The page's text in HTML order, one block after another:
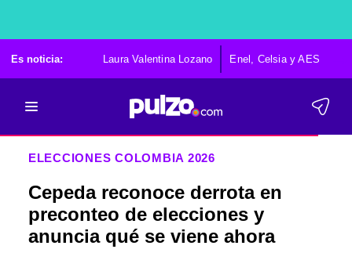
Es noticia: Laura Valentina Lozano Enel, Celsia y AES
ELECCIONES COLOMBIA 2026
Cepeda reconoce derrota en
preconteo de elecciones y
anuncia qué se viene ahora